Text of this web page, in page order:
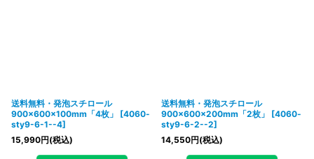
送料無料・発泡スチロール
900×600×100mm「4枚」
[4060-
sty9-6-1--4]
15,990円(税込)
送料無料・発泡スチロール
900×600×200mm「2枚」
[4060-
sty9-6-2--2]
14,550円(税込)